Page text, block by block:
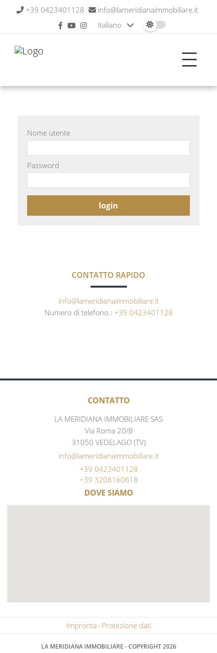
+39 0423401128
info@lameridianaimmobiliare.it
Italiano
Nome utente
Password
CONTATTO RAPIDO
info@lameridianaimmobiliare.it
Numero di telefono.: +39 0423401128
CONTATTO
LA MERIDIANA IMMOBILIARE SAS
Via Roma 20/B
31050 VEDELAGO (TV)
info@lameridianaimmobiliare.it
+39 0423401128
+39 3208160618
DOVE SIAMO
Impronta Protezione dati
LA MERIDIANA IMMOBILIARE - COPYRIGHT 2026